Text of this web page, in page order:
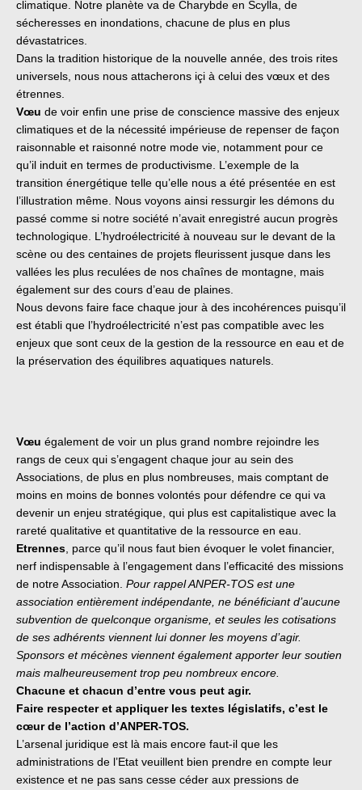
climatique. Notre planète va de Charybde en Scylla, de
sécheresses en inondations, chacune de plus en plus
dévastatrices.
Dans la tradition historique de la nouvelle année, des trois rites
universels, nous nous attacherons içi à celui des vœux et des
étrennes.
Vœu de voir enfin une prise de conscience massive des enjeux
climatiques et de la nécessité impérieuse de repenser de façon
raisonnable et raisonné notre mode vie, notamment pour ce
qu’il induit en termes de productivisme. L’exemple de la
transition énergétique telle qu’elle nous a été présentée en est
l’illustration même. Nous voyons ainsi ressurgir les démons du
passé comme si notre société n’avait enregistré aucun progrès
technologique. L’hydroélectricité à nouveau sur le devant de la
scène ou des centaines de projets fleurissent jusque dans les
vallées les plus reculées de nos chaînes de montagne, mais
également sur des cours d’eau de plaines.
Nous devons faire face chaque jour à des incohérences puisqu’il
est établi que l’hydroélectricité n’est pas compatible avec les
enjeux que sont ceux de la gestion de la ressource en eau et de
la préservation des équilibres aquatiques naturels.
Vœu également de voir un plus grand nombre rejoindre les
rangs de ceux qui s’engagent chaque jour au sein des
Associations, de plus en plus nombreuses, mais comptant de
moins en moins de bonnes volontés pour défendre ce qui va
devenir un enjeu stratégique, qui plus est capitalistique avec la
rareté qualitative et quantitative de la ressource en eau.
Etrennes , parce qu’il nous faut bien évoquer le volet financier,
nerf indispensable à l’engagement dans l’efficacité des missions
de notre Association. Pour rappel ANPER-TOS est une
association entièrement indépendante, ne bénéficiant d’aucune
subvention de quelconque organisme, et seules les cotisations
de ses adhérents viennent lui donner les moyens d’agir.
Sponsors et mécènes viennent également apporter leur soutien
mais malheureusement trop peu nombreux encore.
Chacune et chacun d’entre vous peut agir.
Faire respecter et appliquer les textes législatifs, c’est le
cœur de l’action d’ANPER-TOS.
L’arsenal juridique est là mais encore faut-il que les
administrations de l’Etat veuillent bien prendre en compte leur
existence et ne pas sans cesse céder aux pressions de